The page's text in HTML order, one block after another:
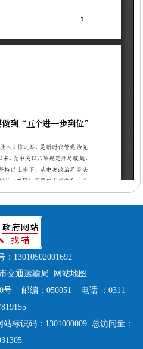
： 13010502001692
交通运输局
网站地图
号 邮编：050051 电话 ：0311-
站标识码：1301000009 总访问量：